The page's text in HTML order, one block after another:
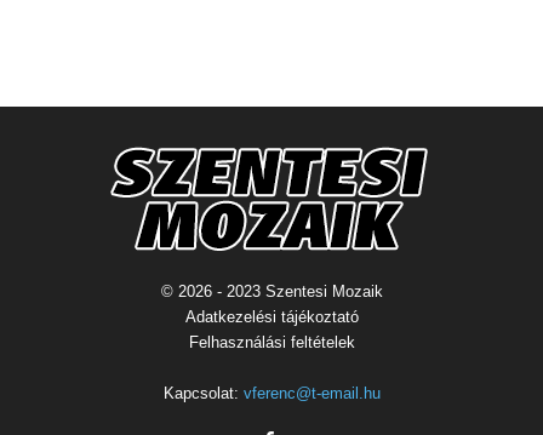
© 2026 - 2023 Szentesi Mozaik
Adatkezelési tájékoztató
Felhasználási feltételek
Kapcsolat: vferenc@t-email.hu